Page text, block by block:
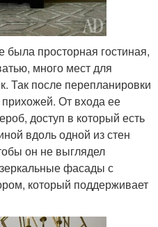
была просторная гостиная,
много мест для
Так после перепланировки
От входа ее
доступ в который есть
вдоль одной из стен
он не выглядел
фасады с
который поддерживает